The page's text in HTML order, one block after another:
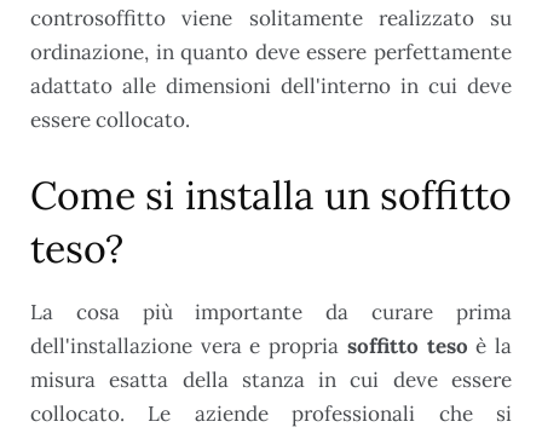
controsoffitto viene solitamente realizzato su
ordinazione, in quanto deve essere perfettamente
adattato alle dimensioni dell'interno in cui deve
essere collocato.
Come si installa un soffitto
teso?
La cosa più importante da curare prima
dell'installazione vera e propria soffitto teso è la
misura esatta della stanza in cui deve essere
collocato. Le aziende professionali che si